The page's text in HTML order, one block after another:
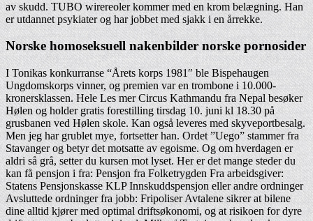
av skudd. TUBO wirereoler kommer med en krom belægning. Han
er utdannet psykiater og har jobbet med sjakk i en årrekke.
Norske homoseksuell nakenbilder norske pornosider
I Tonikas konkurranse “Årets korps 1981″ ble Bispehaugen
Ungdomskorps vinner, og premien var en trombone i 10.000-
kronersklassen. Hele Les mer Circus Kathmandu fra Nepal besøker
Hølen og holder gratis forestilling tirsdag 10. juni kl 18.30 på
grusbanen ved Hølen skole. Kan også leveres med skyveportbesalg.
Men jeg har grublet mye, fortsetter han. Ordet ”Uego” stammer fra
Stavanger og betyr det motsatte av egoisme. Og om hverdagen er
aldri så grå, setter du kursen mot lyset. Her er det mange steder du
kan få pensjon i fra: Pensjon fra Folketrygden Fra arbeidsgiver:
Statens Pensjonskasse KLP Innskuddspensjon eller andre ordninger
Avsluttede ordninger fra jobb: Fripoliser Avtalene sikrer at bilene
dine alltid kjører med optimal driftsøkonomi, og at risikoen for dyre